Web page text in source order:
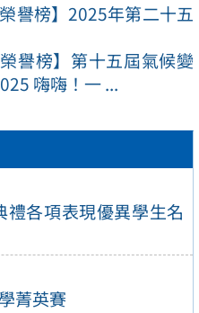
禮各項表現優異學生名
菁英賽
榮譽榜】2025年第二十五
榮譽榜】第十五屆氣候變
嗨嗨！一 ...